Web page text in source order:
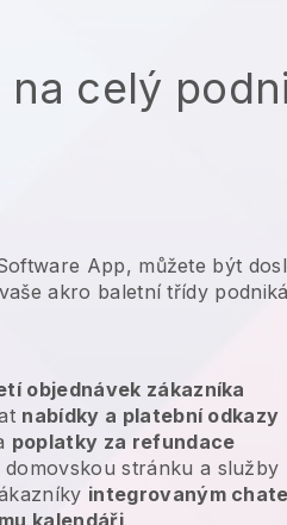
na celý
App, můžete být
akro baletní třídy
objednávek zákazníka
nabídky a platební odkazy
poplatky za refundace
domovskou stránku a služby
integrovaným
kalendáři